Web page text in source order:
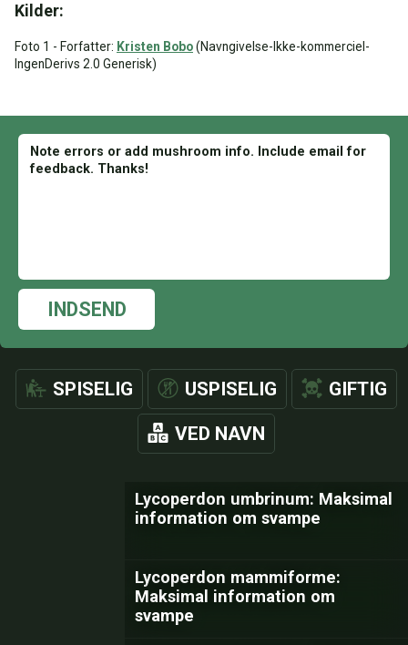
Kilder:
Foto 1 - Forfatter: Kristen Bobo(Navngivelse-Ikke-kommerciel-
IngenDerivs 2.0 Generisk)
INDSEND
SPISELIG USPISELIG GIFTIG
VED NAVN
Lycoperdon umbrinum: Maksimal
information om svampe
Lycoperdon mammiforme:
Maksimal information om
svampe